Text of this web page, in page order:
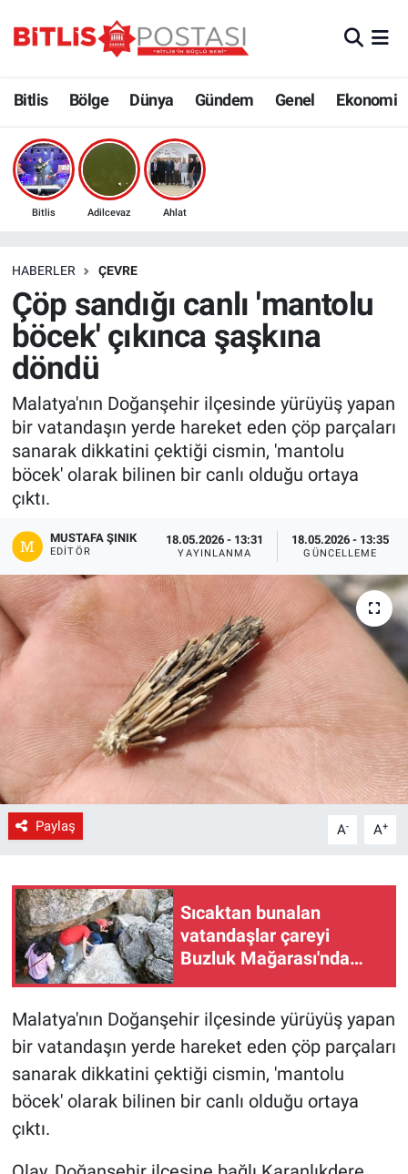
Bitlis Bölge Dünya Gündem Genel Ekonomi
Bitlis Adilcevaz Ahlat
HABERLER ÇEVRE
Çöp sandığı canlı 'mantolu
böcek' çıkınca şaşkına
döndü
Malatya'nın Doğanşehir ilçesinde yürüyüş yapan
bir vatandaşın yerde hareket eden çöp parçaları
sanarak dikkatini çektiği cismin, 'mantolu
böcek' olarak bilinen bir canlı olduğu ortaya
çıktı.
MUSTAFA ŞINIK
EDITÖR
18.05.2026 - 13:31
YAYINLANMA
18.05.2026 - 13:35
GÜNCELLEME
Paylaş A- A+
Sıcaktan bunalan
vatandaşlar çareyi
Buzluk Mağarası'nda
Malatya'nın Doğanşehir ilçesinde yürüyüş yapan
bir vatandaşın yerde hareket eden çöp parçaları
sanarak dikkatini çektiği cismin, 'mantolu
böcek' olarak bilinen bir canlı olduğu ortaya
çıktı.
Bölge
Çevre
Eğitim
Ekonomi
Genel
Gündem
Kültür-Sanat
Magazin
Politika
Resmi İlanlar
Siyaset
Spor
Yerel
Bitlis Trafik Yoğunluk Haritası
Süper Lig Puan Durumu ve Fikstür
Son Dakika Haberleri
Haber Arşivi